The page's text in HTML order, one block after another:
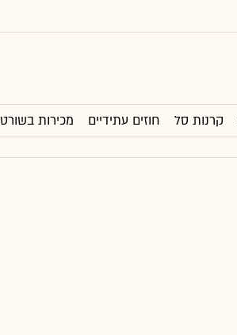
קרנות סל חוזים עתידיים מכירות בשורט